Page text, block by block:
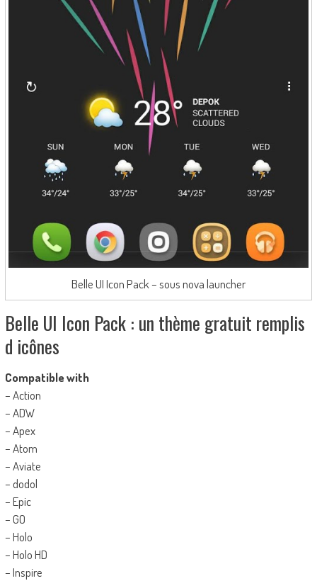
Belle UI Icon Pack – sous nova launcher
Belle UI Icon Pack : un thème gratuit remplis
d icônes
Compatible with
– Action
– ADW
– Apex
– Atom
– Aviate
– dodol
– Epic
– GO
– Holo
– Holo HD
– Inspire